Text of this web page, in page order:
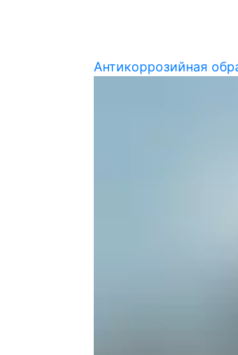
Антикоррозийная